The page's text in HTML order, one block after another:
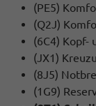
(PE5)
(Q2J)
(6C4) Kopf-
(JX1)
(8J5)
(1G9)